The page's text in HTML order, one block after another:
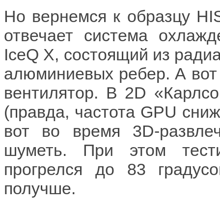
Но вернемся к образцу
отвечает система
IceQ X, состоящий из
алюминиевых ребер. А
вентилятор. В 2D
(правда, частота GPU
вот во время 3D-
шуметь. При этом
прогрелся до 83
получше.